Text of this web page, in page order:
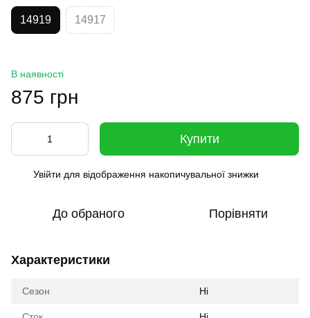
14919 14917
В наявності
875 грн
Купити
Увійти для відображення накопичувальної знижки
До обраного Порівняти
Характеристики
Сезон Ні